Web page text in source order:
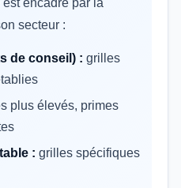
encadré par la
secteur :
de conseil) : grilles
plus élevés, primes
: grilles spécifiques